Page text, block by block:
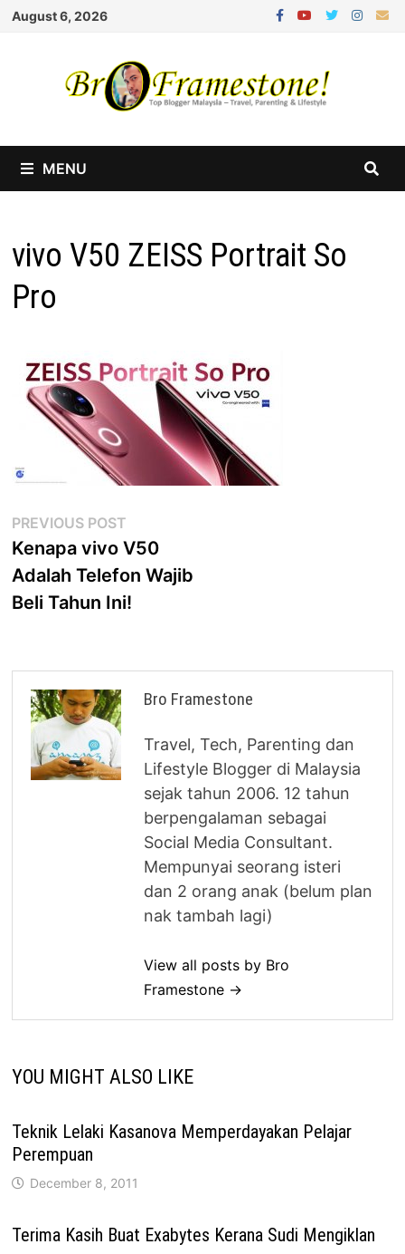
Skip
August 6, 2026
MENU
vivo V50 ZEISS Portrait So
Pro
Post
navigation
PREVIOUS POST
post:
Kenapa vivo V50
Adalah Telefon Wajib
Beli Tahun Ini!
Bro Framestone
Travel, Tech, Parenting dan
Lifestyle Blogger di Malaysia
sejak tahun 2006. 12 tahun
berpengalaman sebagai
Social Media Consultant.
Mempunyai seorang isteri
dan 2 orang anak (belum plan
nak tambah lagi)
View all posts by Bro
Framestone →
YOU MIGHT ALSO LIKE
Teknik Lelaki Kasanova Memperdayakan Pelajar
Perempuan
December 8, 2011
Terima Kasih Buat Exabytes Kerana Sudi Mengiklan